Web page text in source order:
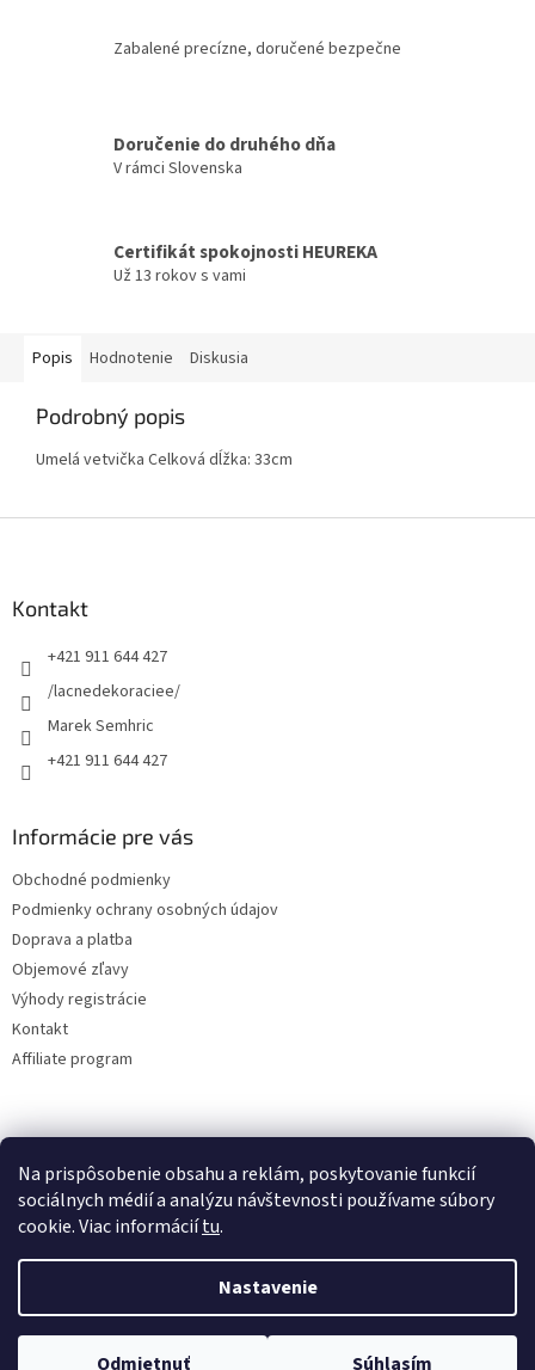
Na prispôsobenie obsahu a reklám, poskytovanie funkcií
sociálnych médií a analýzu návštevnosti používame súbory
cookie. Viac informáciítu.
Nastavenie
Odmietnuť Súhlasím
Zabalené precízne, doručené bezpečne
Doručenie do druhého dňa
V rámci Slovenska
Certifikát spokojnosti HEUREKA
Už 13 rokov s vami
Popis Hodnotenie Diskusia
Podrobný popis
Umelá vetvička Celková dĺžka: 33cm
Kontakt
+421 911 644 427
/lacnedekoraciee/
Marek Semhric
+421 911 644 427
Informácie pre vás
Obchodné podmienky
Podmienky ochrany osobných údajov
Doprava a platba
Objemové zľavy
Výhody registrácie
Kontakt
Affiliate program
Copyright 2026lacne-dekoracie.sk. Všetky práva vyhradené.
Upraviť nastavenie cookies